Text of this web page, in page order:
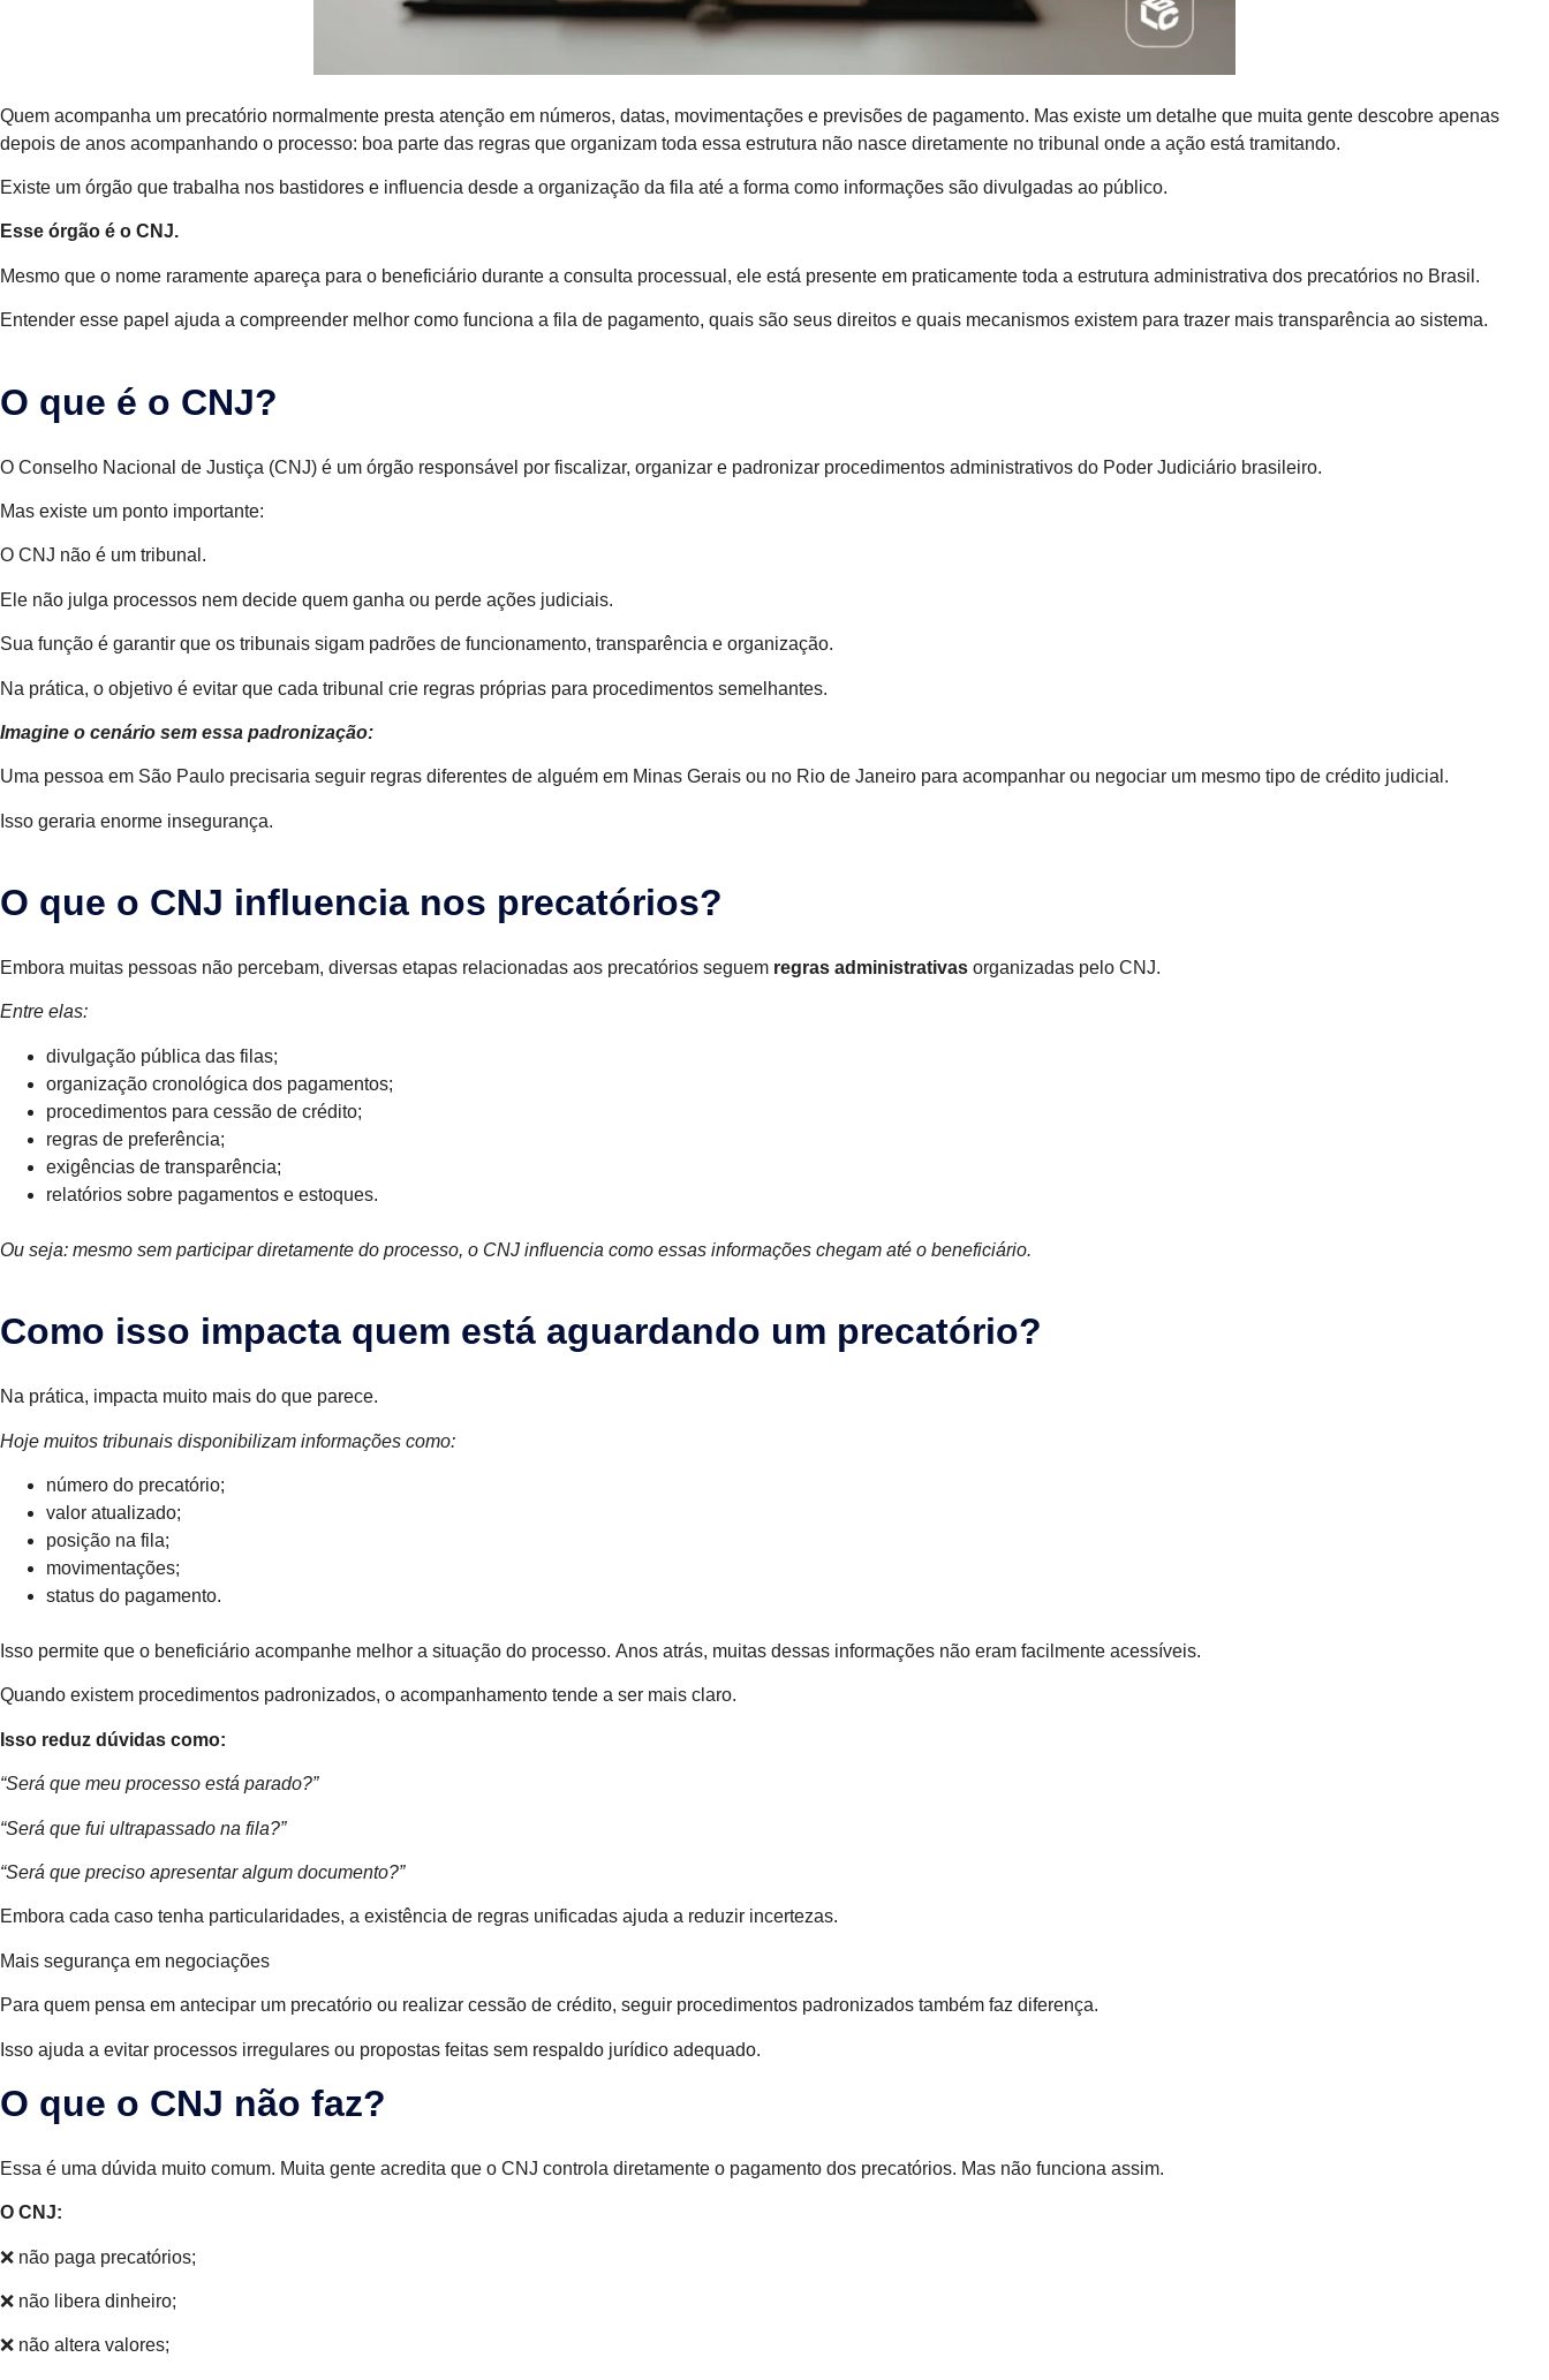
Quem acompanha um precatório normalmente presta atenção em números, datas, movimentações e previsões de pagamento. Mas existe um detalhe que muita gente descobre apenas
depois de anos acompanhando o processo: boa parte das regras que organizam toda essa estrutura não nasce diretamente no tribunal onde a ação está tramitando.
Existe um órgão que trabalha nos bastidores e influencia desde a organização da fila até a forma como informações são divulgadas ao público.
Esse órgão é o CNJ.
Mesmo que o nome raramente apareça para o beneficiário durante a consulta processual, ele está presente em praticamente toda a estrutura administrativa dos precatórios no Brasil.
Entender esse papel ajuda a compreender melhor como funciona a fila de pagamento, quais são seus direitos e quais mecanismos existem para trazer mais transparência ao sistema.
O que é o CNJ?
O Conselho Nacional de Justiça (CNJ) é um órgão responsável por fiscalizar, organizar e padronizar procedimentos administrativos do Poder Judiciário brasileiro.
Mas existe um ponto importante:
O CNJ não é um tribunal.
Ele não julga processos nem decide quem ganha ou perde ações judiciais.
Sua função é garantir que os tribunais sigam padrões de funcionamento, transparência e organização.
Na prática, o objetivo é evitar que cada tribunal crie regras próprias para procedimentos semelhantes.
Imagine o cenário sem essa padronização:
Uma pessoa em São Paulo precisaria seguir regras diferentes de alguém em Minas Gerais ou no Rio de Janeiro para acompanhar ou negociar um mesmo tipo de crédito judicial.
Isso geraria enorme insegurança.
O que o CNJ influencia nos precatórios?
Embora muitas pessoas não percebam, diversas etapas relacionadas aos precatórios seguem regras administrativas organizadas pelo CNJ.
Entre elas:
divulgação pública das filas;
organização cronológica dos pagamentos;
procedimentos para cessão de crédito;
regras de preferência;
exigências de transparência;
relatórios sobre pagamentos e estoques.
Ou seja: mesmo sem participar diretamente do processo, o CNJ influencia como essas informações chegam até o beneficiário.
Como isso impacta quem está aguardando um precatório?
Na prática, impacta muito mais do que parece.
Hoje muitos tribunais disponibilizam informações como:
número do precatório;
valor atualizado;
posição na fila;
movimentações;
status do pagamento.
Isso permite que o beneficiário acompanhe melhor a situação do processo. Anos atrás, muitas dessas informações não eram facilmente acessíveis.
Quando existem procedimentos padronizados, o acompanhamento tende a ser mais claro.
Isso reduz dúvidas como:
“Será que meu processo está parado?”
“Será que fui ultrapassado na fila?”
“Será que preciso apresentar algum documento?”
Embora cada caso tenha particularidades, a existência de regras unificadas ajuda a reduzir incertezas.
Mais segurança em negociações
Para quem pensa em antecipar um precatório ou realizar cessão de crédito, seguir procedimentos padronizados também faz diferença.
Isso ajuda a evitar processos irregulares ou propostas feitas sem respaldo jurídico adequado.
O que o CNJ não faz?
Essa é uma dúvida muito comum. Muita gente acredita que o CNJ controla diretamente o pagamento dos precatórios. Mas não funciona assim.
O CNJ:
❌ não paga precatórios;
❌ não libera dinheiro;
❌ não altera valores;